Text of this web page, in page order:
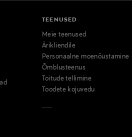
TEENUSED
Meie teenused
Ärikliendile
Personaalne moenõustamine
Õmblusteenus
Toitude tellimine
Toodete kojuvedu